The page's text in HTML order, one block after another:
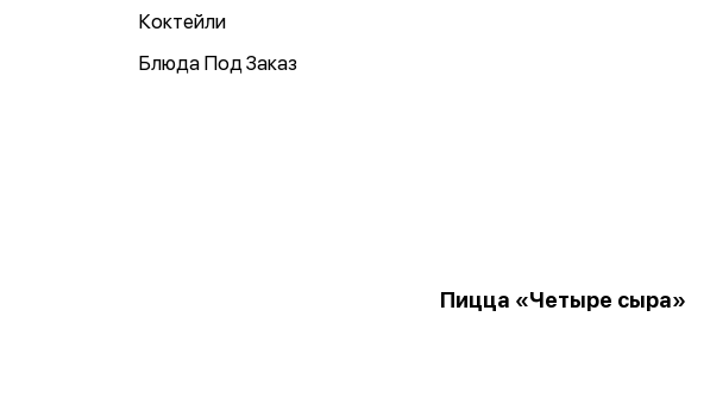
Коктейли
Блюда Под Заказ
Пицца «Четыре сыра»